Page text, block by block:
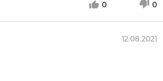
0 0
12.08.2021